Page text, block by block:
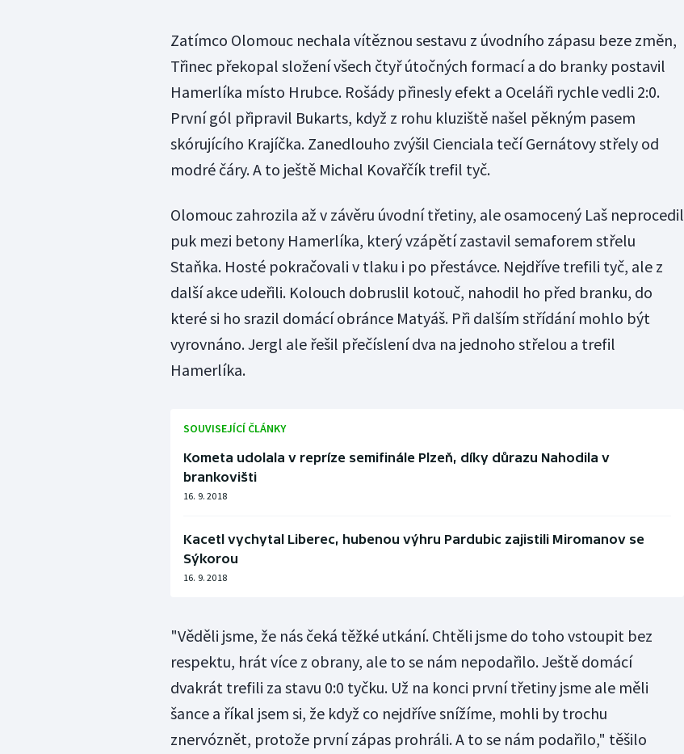
Zatímco Olomouc nechala vítěznou sestavu z úvodního zápasu beze změn,
Třinec překopal složení všech čtyř útočných formací a do branky postavil
Hamerlíka místo Hrubce. Rošády přinesly efekt a Oceláři rychle vedli 2:0.
První gól připravil Bukarts, když z rohu kluziště našel pěkným pasem
skórujícího Krajíčka. Zanedlouho zvýšil Cienciala tečí Gernátovy střely od
modré čáry. A to ještě Michal Kovařčík trefil tyč.
Olomouc zahrozila až v závěru úvodní třetiny, ale osamocený Laš neprocedil
puk mezi betony Hamerlíka, který vzápětí zastavil semaforem střelu
Staňka. Hosté pokračovali v tlaku i po přestávce. Nejdříve trefili tyč, ale z
další akce udeřili. Kolouch dobruslil kotouč, nahodil ho před branku, do
které si ho srazil domácí obránce Matyáš. Při dalším střídání mohlo být
vyrovnáno. Jergl ale řešil přečíslení dva na jednoho střelou a trefil
Hamerlíka.
SOUVISEJÍCÍ ČLÁNKY
Kometa udolala v repríze semifinále Plzeň, díky důrazu Nahodila v
brankovišti
16. 9. 2018
Kacetl vychytal Liberec, hubenou výhru Pardubic zajistili Miromanov se
Sýkorou
16. 9. 2018
"Věděli jsme, že nás čeká těžké utkání. Chtěli jsme do toho vstoupit bez
respektu, hrát více z obrany, ale to se nám nepodařilo. Ještě domácí
dvakrát trefili za stavu 0:0 tyčku. Už na konci první třetiny jsme ale měli
šance a říkal jsem si, že když co nejdříve snížíme, mohli by trochu
znervóznět, protože první zápas prohráli. A to se nám podařilo," těšilo